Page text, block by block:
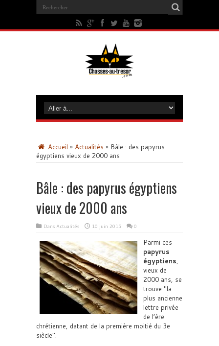
Accueil » Actualités » Bâle : des papyrus
égyptiens vieux de 2000 ans
Bâle : des papyrus égyptiens
vieux de 2000 ans
Dans Actualités 10 juin 2015 0
Parmi ces
papyrus
égyptiens,
vieux de
2000 ans, se
trouve
la
plus ancienne
lettre privée
de l’ère
chrétienne, datant de la première moitié du 3e
siècle .